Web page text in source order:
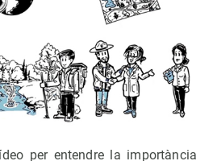
per entendre la importància